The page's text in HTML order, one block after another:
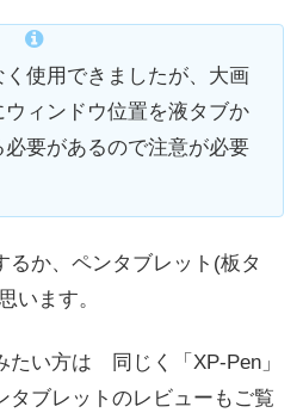
使用できましたが、大画
ィンドウ位置を液タブか
要があるので注意が必要
るか、ペンタブレット(板タ
います。
たい方は 同じく「XP-Pen」
タブレットのレビューもご覧